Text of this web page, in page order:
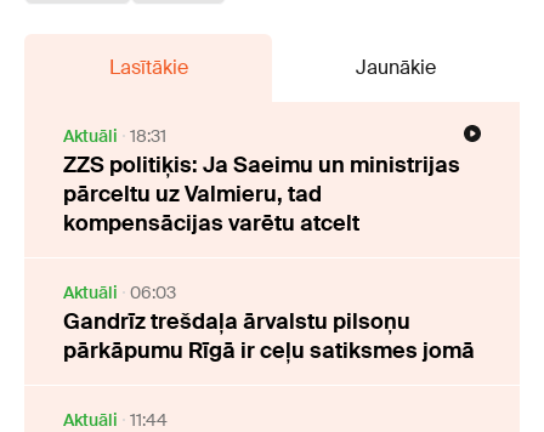
Lasītākie Jaunākie
Aktuāli 18:31
ZZS politiķis: Ja Saeimu un ministrijas
pārceltu uz Valmieru, tad
kompensācijas varētu atcelt
Aktuāli 06:03
Gandrīz trešdaļa ārvalstu pilsoņu
pārkāpumu Rīgā ir ceļu satiksmes jomā
Aktuāli 11:44